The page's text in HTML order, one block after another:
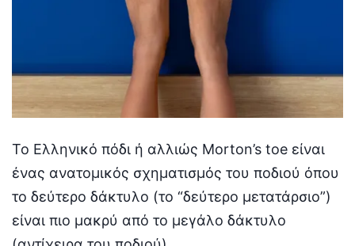
Το Ελληνικό πόδι ή αλλιώς Morton’s toe είναι
ένας ανατομικός σχηματισμός του ποδιού όπου
το δεύτερο δάκτυλο (το “δεύτερο μετατάρσιο”)
είναι πιο μακρύ από το μεγάλο δάκτυλο